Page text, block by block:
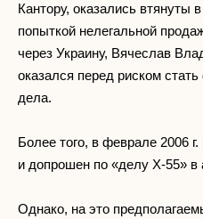
Кантору, оказались втянуты
попыткой нелегальной
через Украину, Вячеслав
оказался перед риском
дела.
Более того, в феврале 2006
и допрошен по «делу Х-55» в
Однако, на это